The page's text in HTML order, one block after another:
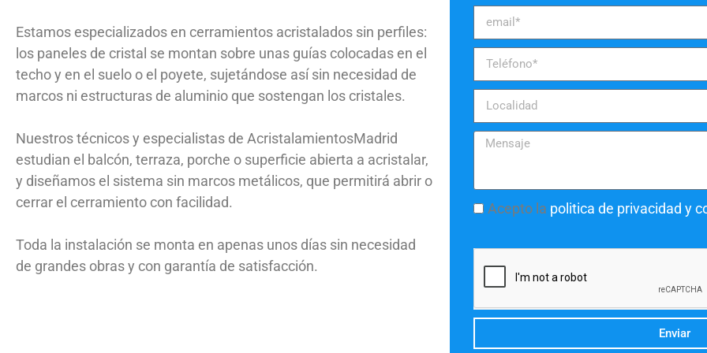
Estamos especializados en cerramientos acristalados sin perfiles:
los paneles de cristal se montan sobre unas guías colocadas en el
techo y en el suelo o el poyete, sujetándose así sin necesidad de
marcos ni estructuras de aluminio que sostengan los cristales.
Nuestros técnicos y especialistas de AcristalamientosMadrid
estudian el balcón, terraza, porche o superficie abierta a acristalar,
y diseñamos el sistema sin marcos metálicos, que permitirá abrir o
cerrar el cerramiento con facilidad.
Toda la instalación se monta en apenas unos días sin necesidad
de grandes obras y con garantía de satisfacción.
Acepto la politica de privacidad y
Enviar